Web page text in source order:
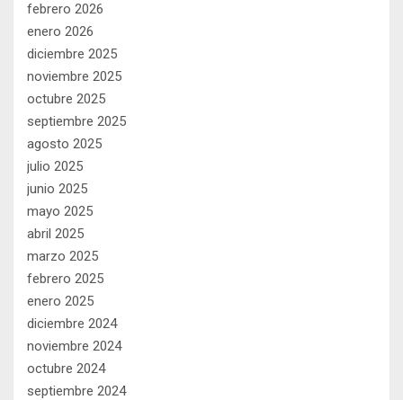
febrero 2026
enero 2026
diciembre 2025
noviembre 2025
octubre 2025
septiembre 2025
agosto 2025
julio 2025
junio 2025
mayo 2025
abril 2025
marzo 2025
febrero 2025
enero 2025
diciembre 2024
noviembre 2024
octubre 2024
septiembre 2024